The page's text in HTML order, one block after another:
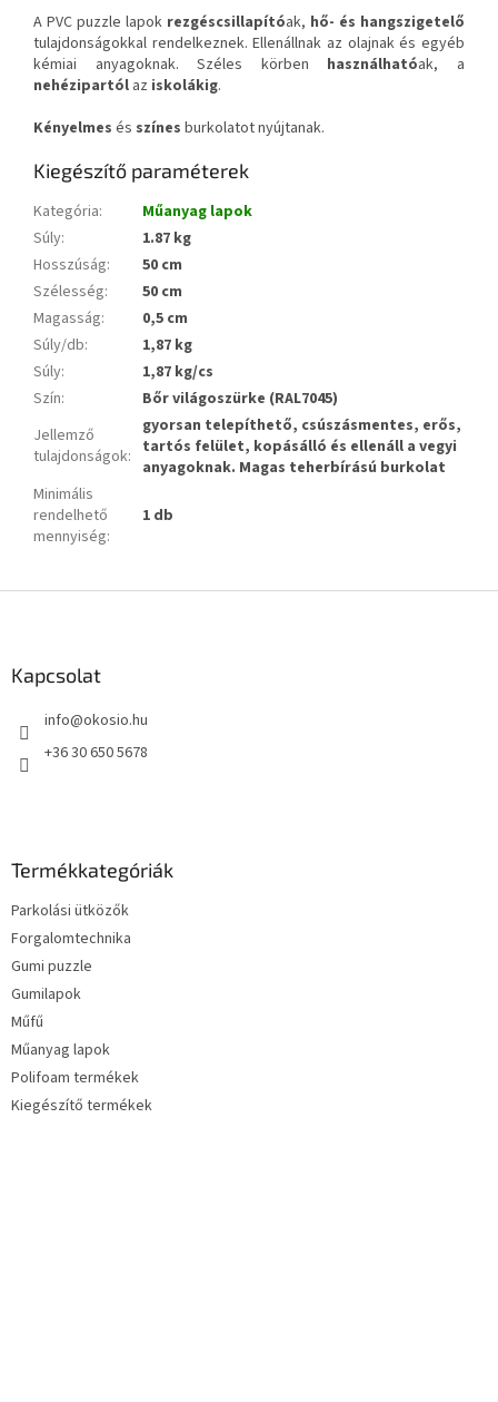
A PVC puzzle lapok rezgéscsillapítóak, hő- és hangszigetelő
tulajdonságokkal rendelkeznek. Ellenállnak az olajnak és egyéb
kémiai anyagoknak. Széles körben használhatóak, a
nehézipartól az iskolákig.
Kényelmes és színes burkolatot nyújtanak.
Kiegészítő paraméterek
Kategória:
Műanyag lapok
Súly:
1.87 kg
Hosszúság:
50 cm
Szélesség:
50 cm
Magasság:
0,5 cm
Súly/db:
1,87 kg
Súly:
1,87 kg/cs
Szín:
Bőr világoszürke (RAL7045)
Jellemző
tulajdonságok:
gyorsan telepíthető, csúszásmentes, erős,
tartós felület, kopásálló és ellenáll a vegyi
anyagoknak. Magas teherbírású burkolat
Minimális
rendelhető
mennyiség:
1 db
Kapcsolat
info@okosio.hu
+36 30 650 5678
Termékkategóriák
Parkolási ütközők
Forgalomtechnika
Gumi puzzle
Gumilapok
Műfű
Műanyag lapok
Polifoam termékek
Kiegészítő termékek